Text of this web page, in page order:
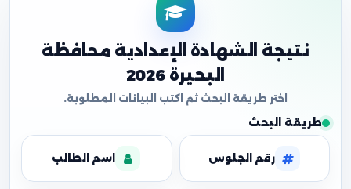
نتيجة الشهادة الإعدادية محافظة
البحيرة 2026
طريقة البحث
رقم الجلوس اسم الطالب